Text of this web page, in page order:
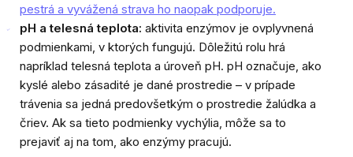
pestrá a vyvážená strava ho naopak podporuje.
pH a telesná teplota: aktivita enzýmov je ovplyvnená
podmienkami, v ktorých fungujú. Dôležitú rolu hrá
napríklad telesná teplota a úroveň pH. pH označuje, ako
kyslé alebo zásadité je dané prostredie – v prípade
trávenia sa jedná predovšetkým o prostredie žalúdka a
čriev. Ak sa tieto podmienky vychýlia, môže sa to
prejaviť aj na tom, ako enzýmy pracujú.